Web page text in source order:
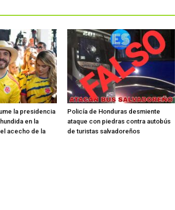
la presidencia
en la
acecho de la
Policía de Honduras desmiente
ataque con piedras contra autobús
de turistas salvadoreños